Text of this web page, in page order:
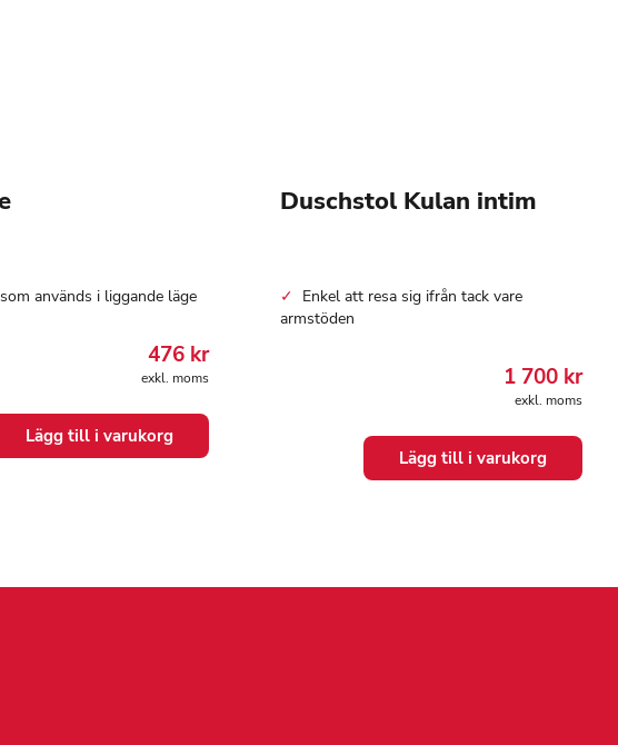
används i liggande läge
476 kr
exkl. moms
Lägg till i varukorg
Duschstol Kulan intim
Enkel att resa sig ifrån tack vare
armstöden
1 700 kr
exkl. moms
Lägg till i varukorg